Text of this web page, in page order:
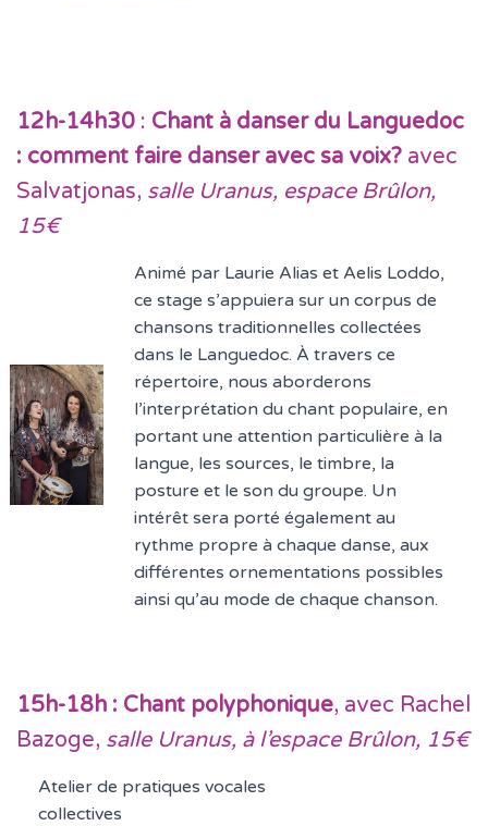
12h-14h30 : Chant à danser du Languedoc
: comment faire danser avec sa voix? avec
Salvatjonas, salle Uranus, espace Brûlon,
15€
Animé par Laurie Alias et Aelis Loddo,
ce stage s’appuiera sur un corpus de
chansons traditionnelles collectées
dans le Languedoc. À travers ce
répertoire, nous aborderons
l’interprétation du chant populaire, en
portant une attention particulière à la
langue, les sources, le timbre, la
posture et le son du groupe. Un
intérêt sera porté également au
rythme propre à chaque danse, aux
différentes ornementations possibles
ainsi qu’au mode de chaque chanson.
15h-18h : Chant polyphonique, avec Rachel
Bazoge, salle Uranus, à l’espace Brûlon, 15€
Atelier de pratiques vocales
collectives